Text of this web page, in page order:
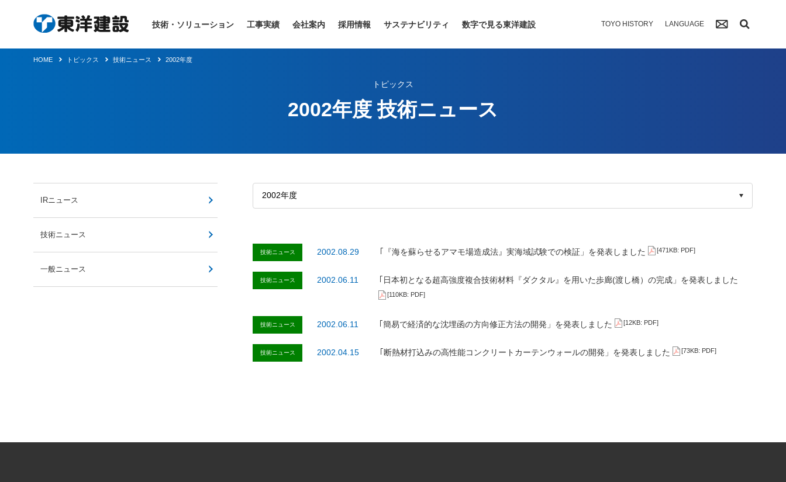
技術・ソリューション 工事実績 会社案内 採用情報 サステナビリティ 数字で見る東洋建設 TOYO HISTORY LANGUAGE
HOME トピックス 技術ニュース 2002年度
トピックス
2002年度 技術ニュース
技術ニュース 2002.08.29 ｢『海を蘇らせるアマモ場造成法』実海域試験での検証」を発表しました [471KB: PDF]
技術ニュース 2002.06.11 ｢日本初となる超高強度複合技術材料『ダクタル』を用いた歩廊(渡し橋）の完成」を発表しました
[110KB: PDF]
技術ニュース 2002.06.11 ｢簡易で経済的な沈埋函の方向修正方法の開発」を発表しました [12KB: PDF]
技術ニュース 2002.04.15 ｢断熱材打込みの高性能コンクリートカーテンウォールの開発」を発表しました [73KB: PDF]
IRニュース
技術ニュース
一般ニュース